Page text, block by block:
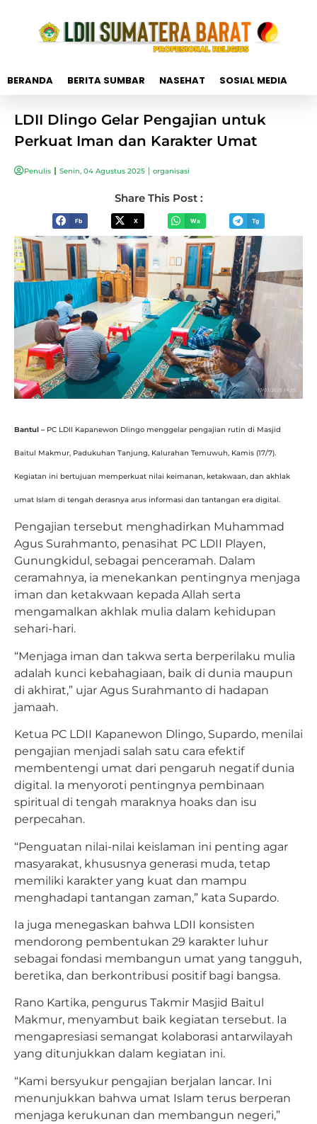
BERANDA BERITA SUMBAR NASEHAT SOSIAL MEDIA
LDII Dlingo Gelar Pengajian untuk
Perkuat Iman dan Karakter Umat
Penulis Senin, 04 Agustus 2025 organisasi
Share This Post :
Fb X Wa Tg
Bantul – PC LDII Kapanewon Dlingo menggelar pengajian rutin di Masjid
Baitul Makmur, Padukuhan Tanjung, Kalurahan Temuwuh, Kamis (17/7).
Kegiatan ini bertujuan memperkuat nilai keimanan, ketakwaan, dan akhlak
umat Islam di tengah derasnya arus informasi dan tantangan era digital.
Pengajian tersebut menghadirkan Muhammad
Agus Surahmanto, penasihat PC LDII Playen,
Gunungkidul, sebagai penceramah. Dalam
ceramahnya, ia menekankan pentingnya menjaga
iman dan ketakwaan kepada Allah serta
mengamalkan akhlak mulia dalam kehidupan
sehari-hari.
“Menjaga iman dan takwa serta berperilaku mulia
adalah kunci kebahagiaan, baik di dunia maupun
di akhirat,” ujar Agus Surahmanto di hadapan
jamaah.
Ketua PC LDII Kapanewon Dlingo, Supardo, menilai
pengajian menjadi salah satu cara efektif
membentengi umat dari pengaruh negatif dunia
digital. Ia menyoroti pentingnya pembinaan
spiritual di tengah maraknya hoaks dan isu
perpecahan.
“Penguatan nilai-nilai keislaman ini penting agar
masyarakat, khususnya generasi muda, tetap
memiliki karakter yang kuat dan mampu
menghadapi tantangan zaman,” kata Supardo.
Ia juga menegaskan bahwa LDII konsisten
mendorong pembentukan 29 karakter luhur
sebagai fondasi membangun umat yang tangguh,
beretika, dan berkontribusi positif bagi bangsa.
Rano Kartika, pengurus Takmir Masjid Baitul
Makmur, menyambut baik kegiatan tersebut. Ia
mengapresiasi semangat kolaborasi antarwilayah
yang ditunjukkan dalam kegiatan ini.
“Kami bersyukur pengajian berjalan lancar. Ini
menunjukkan bahwa umat Islam terus berperan
menjaga kerukunan dan membangun negeri,”